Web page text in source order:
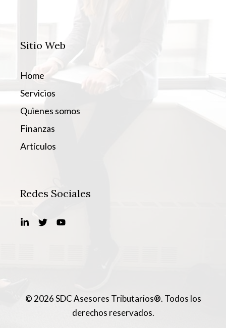
Sitio Web
Home
Servicios
Quienes somos
Finanzas
Artículos
Redes Sociales
© 2026 SDC Asesores Tributarios®. Todos los
derechos reservados.